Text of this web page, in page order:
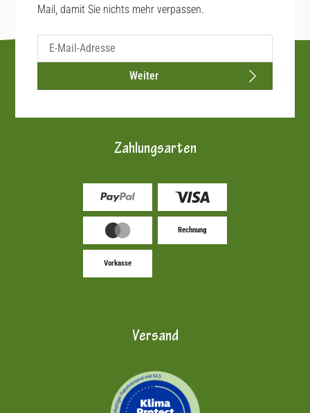
Mail, damit Sie nichts mehr verpassen.
Weiter
Zahlungsarten
Rechnung
Vorkasse
Versand